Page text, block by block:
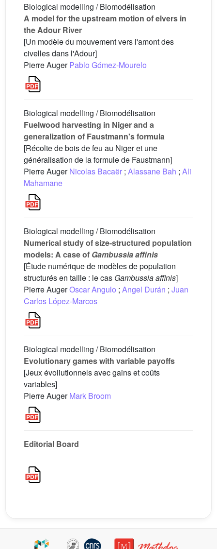
Biological modelling / Biomodélisation
A model for the upstream motion of elvers in
the Adour River
[Un modèle du mouvement vers l'amont des
civelles dans l'Adour]
Pierre AugerPablo Gómez-Mourelo
Biological modelling / Biomodélisation
Fuelwood harvesting in Niger and a
generalization of Faustmann's formula
[Récolte de bois de feu au Niger et une
généralisation de la formule de Faustmann]
Pierre AugerNicolas Bacaër ; Alassane Bah ; Ali
Mahamane
Biological modelling / Biomodélisation
Numerical study of size-structured population
models: A case of Gambussia affinis
[Étude numérique de modèles de population
structurés en taille : le cas Gambussia affinis]
Pierre AugerOscar Angulo ; Angel Durán ; Juan
Carlos López-Marcos
Biological modelling / Biomodélisation
Evolutionary games with variable payoffs
[Jeux évoliutionnels avec gains et coûts
variables]
Pierre AugerMark Broom
Editorial Board